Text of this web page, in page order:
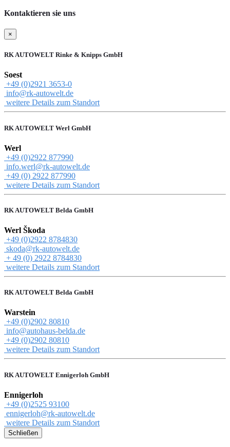
Kontaktieren sie uns
×
RK AUTOWELT Rinke & Knipps GmbH
Soest
+49 (0)2921 3653-0
info@rk-autowelt.de
weitere Details zum Standort
RK AUTOWELT Werl GmbH
Werl
+49 (0)2922 877990
info.werl@rk-autowelt.de
+49 (0) 2922 877990
weitere Details zum Standort
RK AUTOWELT Belda GmbH
Werl Škoda
+49 (0)2922 8784830
skoda@rk-autowelt.de
+ 49 (0) 2922 8784830
weitere Details zum Standort
RK AUTOWELT Belda GmbH
Warstein
+49 (0)2902 80810
info@autohaus-belda.de
+49 (0)2902 80810
weitere Details zum Standort
RK AUTOWELT Ennigerloh GmbH
Ennigerloh
+49 (0)2525 93100
ennigerloh@rk-autowelt.de
weitere Details zum Standort
Schließen